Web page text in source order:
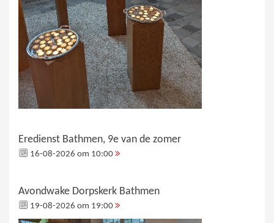
Eredienst Bathmen, 9e van de zomer
16-08-2026 om 10:00
Avondwake Dorpskerk Bathmen
19-08-2026 om 19:00